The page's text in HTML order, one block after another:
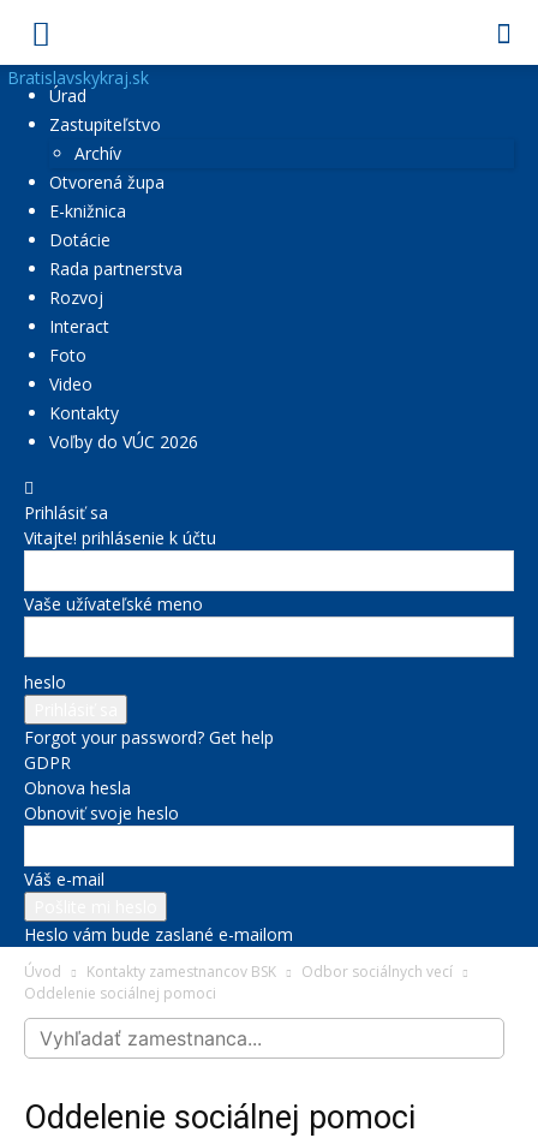
Bratislavskykraj.sk
Úrad
Zastupiteľstvo
Archív
Otvorená župa
E-knižnica
Dotácie
Rada partnerstva
Rozvoj
Interact
Foto
Video
Kontakty
Voľby do VÚC 2026
Prihlásiť sa
Vitajte! prihlásenie k účtu
Vaše užívateľské meno
heslo
Forgot your password? Get help
GDPR
Obnova hesla
Obnoviť svoje heslo
Váš e-mail
Heslo vám bude zaslané e-mailom
Úvod Kontakty zamestnancov BSK
Odbor sociálnych vecí
Oddelenie sociálnej pomoci
Oddelenie sociálnej pomoci